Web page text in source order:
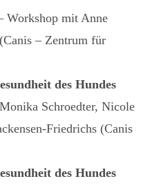
Workshop mit Anne
– Zentrum für
des Hundes
Schroedter, Nicole
Friedrichs (Canis
des Hundes